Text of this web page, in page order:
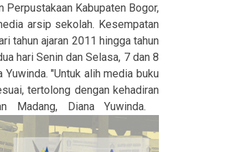
Perpustakaan Kabupaten Bogor,
arsip sekolah. Kesempatan
tahun ajaran 2011 hingga tahun
hari Senin dan Selasa, 7 dan 8
"Untuk alih media buku
tertolong dengan kehadiran
Madang, Diana Yuwinda.